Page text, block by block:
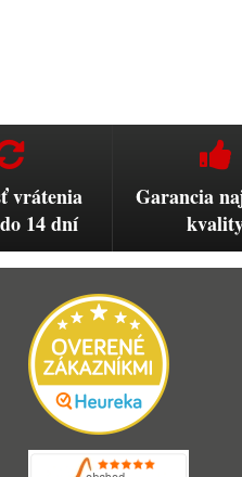
vrátenia
14 dní
Garancia